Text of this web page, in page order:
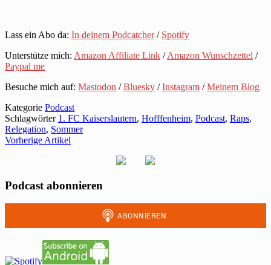
Lass ein Abo da: In deinem Podcatcher/ Spotify
Unterstütze mich: Amazon Affiliate Link /Amazon Wunschzettel /
Paypal me
Besuche mich auf: Mastodon /Bluesky /Instagram /Meinem Blog
Kategorie Podcast
Schlagwörter 1. FC Kaiserslautern, Hofffenheim, Podcast, Raps,
Relegation, Sommer
Vorherige Artikel
Podcast abonnieren